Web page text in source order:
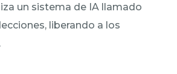
un sistema de IA llamado
liberando a los